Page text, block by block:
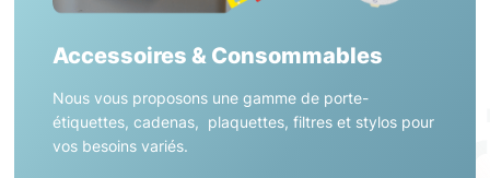
Accessoires & Consommables
Nous vous proposons une gamme de porte-
étiquettes, cadenas, plaquettes, filtres et stylos pour
vos besoins variés.